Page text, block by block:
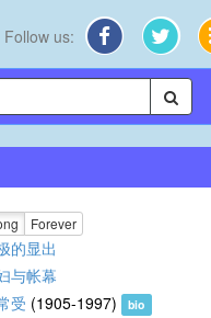
Follow us:
Forever
的显出
与帐幕
受 (1905-1997) bio